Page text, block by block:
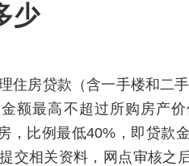
少
住房贷款（含一手楼和二
额最高不超过所购房产
，比例最低40%，即贷款
交相关资料，网点审核之